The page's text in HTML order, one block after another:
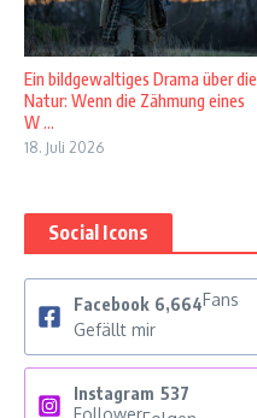
Ein bildgewaltiges Drama über die
Natur: Wenn die Zähmung eines
W ...
18. Juli 2026
Social Icons
Facebook 6,664Fans
Gefällt mir
Instagram 537
Follower